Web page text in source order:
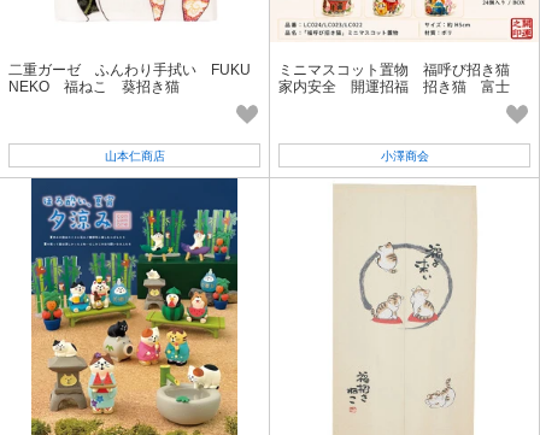
二重ガーゼ ふんわり手拭い FUKU
NEKO 福ねこ 葵招き猫
山本仁商店
ミニマスコット置物 福呼び招き猫
家内安全 開運招福 招き猫 富士
小澤商会